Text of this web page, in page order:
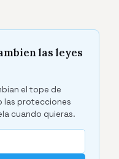
las leyes
el tope de
las protecciones
cuando quieras.